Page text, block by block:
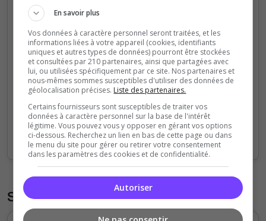
🔥L’Appel de la Saga
Graveras-tu ton nom dans les pierres du Valhalla…
Ou disparaîtras-tu dans l’oubli des faibles ?
Rassemble ton clan.
Affronte les épreuves.
Écris ta légende.
👉Le destin t’attend, guerrier.
Statistiques
En savoir plus
Vos données à caractère personnel seront traitées, et les
informations liées à votre appareil (cookies, identifiants
uniques et autres types de données) pourront être stockées
et consultées par 210 partenaires, ainsi que partagées avec
lui, ou utilisées spécifiquement par ce site. Nos partenaires et
nous-mêmes sommes susceptibles d'utiliser des données de
géolocalisation précises. Liste des partenaires.
Certains fournisseurs sont susceptibles de traiter vos
données à caractère personnel sur la base de l'intérêt
légitime. Vous pouvez vous y opposer en gérant vos options
ci-dessous. Recherchez un lien en bas de cette page ou dans
le menu du site pour gérer ou retirer votre consentement
dans les paramètres des cookies et de confidentialité.
Autoriser